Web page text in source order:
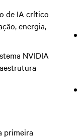
de IA crítico
energia,
NVIDIA
primeira